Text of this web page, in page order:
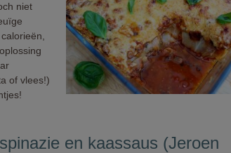
niet
of vlees!)
en kaassaus (Jeroen